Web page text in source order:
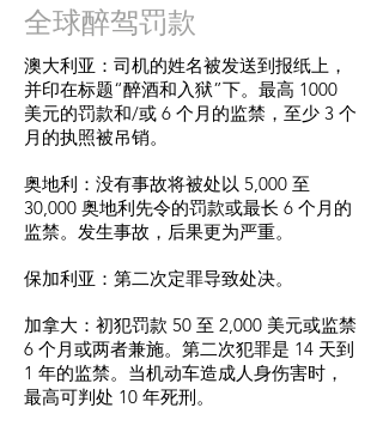
全球醉驾罚款
澳大利亚：司机的姓名被发送到报纸上，
并印在标题“醉酒和入狱”下。最高 1000
美元的罚款和/或 6 个月的监禁，至少 3 个
月的执照被吊销。
奥地利：没有事故将被处以 5,000 至
30,000 奥地利先令的罚款或最长 6 个月的
监禁。发生事故，后果更为严重。
保加利亚：第二次定罪导致处决。
加拿大：初犯罚款 50 至 2,000 美元或监禁
6 个月或两者兼施。第二次犯罪是 14 天到
1 年的监禁。当机动车造成人身伤害时，
最高可判处 10 年死刑。